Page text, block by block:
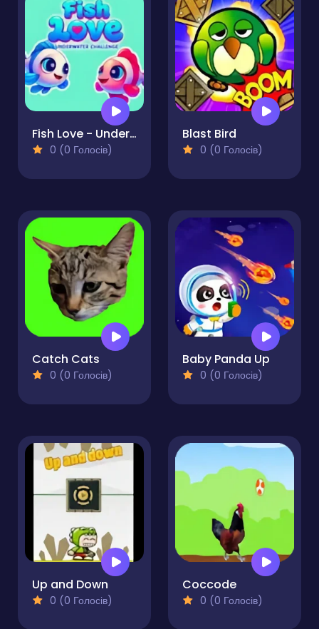
Fish Love - Underwater Challenge
0 (0 Голосів)
Blast Bird
0 (0 Голосів)
Catch Cats
0 (0 Голосів)
Baby Panda Up
0 (0 Голосів)
Up and Down
0 (0 Голосів)
Coccode
0 (0 Голосів)